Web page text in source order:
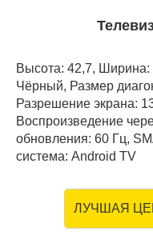
Высота: 42,7, Ширина:
Чёрный, Размер
Разрешение экрана:
Воспроизведение
обновления: 60 Гц,
система: Android TV
ЛУЧШАЯ